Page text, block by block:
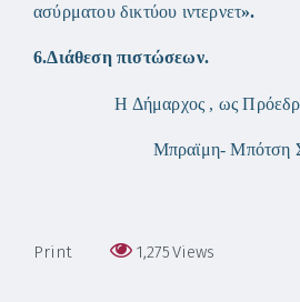
ασύρματου δικτύου ιντερνετ».
6.Διάθεση πιστώσεων.
Η Δήμαρχος , ως
Μπραϊμη- Μπότση
Print 1,275Views